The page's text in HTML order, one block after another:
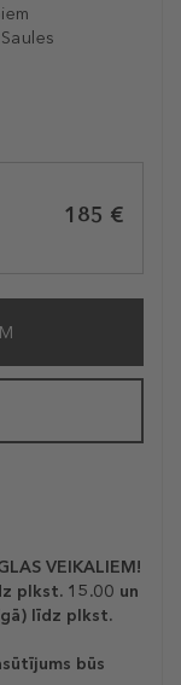
185 €
VEIKALIEM!
plkst. 15.00 un
līdz plkst.
būs